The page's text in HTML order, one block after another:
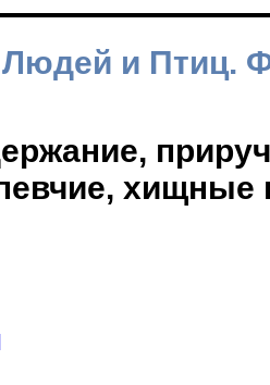
Людей и Птиц.
хищные